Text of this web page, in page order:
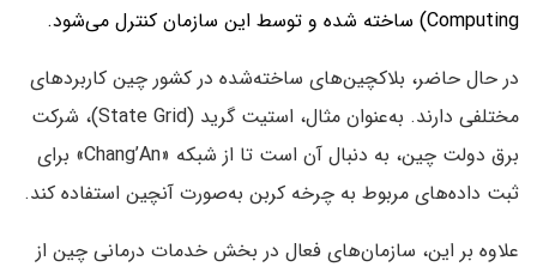
Computing) ساخته شده و توسط این سازمان کنترل می‌شود.
در حال حاضر، بلاکچین‌های ساخته‌شده در کشور چین کاربردهای
مختلفی دارند. به‌عنوان مثال، استیت گرید (State Grid)، شرکت
برق دولت چین، به دنبال آن است تا از شبکه «Chang’An» برای
ثبت داده‌های مربوط به چرخه کربن به‌صورت آنچین استفاده کند.
علاوه بر این، سازمان‌های فعال در بخش خدمات درمانی چین از